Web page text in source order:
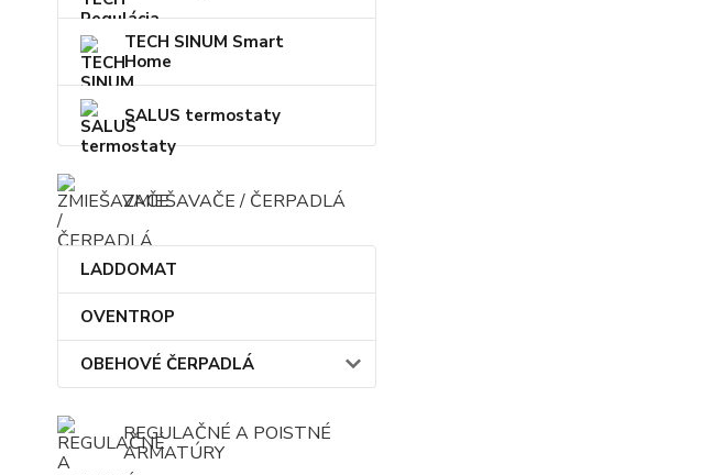
TECH SINUM Smart
Home
SALUS termostaty
ZMIEŠAVAČE / ČERPADLÁ
LADDOMAT
OVENTROP
OBEHOVÉ ČERPADLÁ
REGULAČNÉ A POISTNÉ
ARMATÚRY